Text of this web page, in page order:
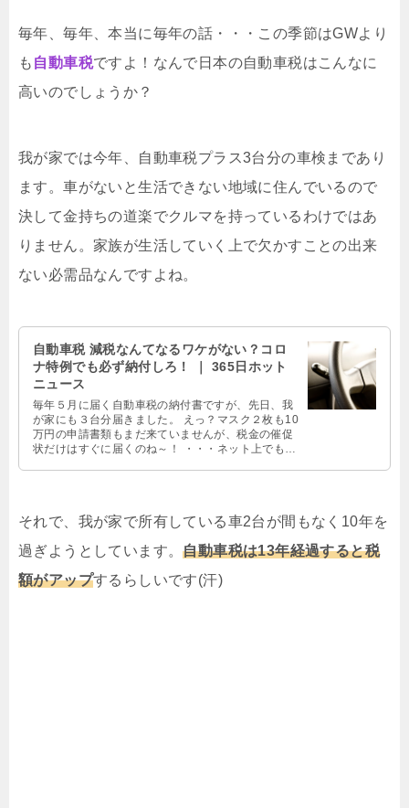
毎年、毎年、本当に毎年の話・・・この季節はGWより
も 自動車税ですよ！なんで日本の自動車税はこんなに
高いのでしょうか？
我が家では今年、自動車税プラス3台分の車検まであり
ます。車がないと生活できない地域に住んでいるので
決して金持ちの道楽でクルマを持っているわけではあ
りません。家族が生活していく上で欠かすことの出来
ない必需品なんですよね。
自動車税 減税なんてなるワケがない？コロ
ナ特例でも必ず納付しろ！ ｜ 365日ホット
ニュース
毎年５月に届く自動車税の納付書ですが、先日、我
が家にも３台分届きました。 えっ？マスク２枚も10
万円の申請書類もまだ来ていませんが、税金の催促
状だけはすぐに届くのね～！ ・・・ネット上でも同
それで、我が家で所有している車2台が間もなく10年を
過ぎようとしています。自動車税は13年経過すると税
額がアップするらしいです(汗)